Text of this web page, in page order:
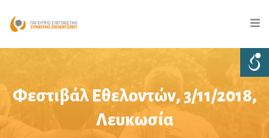
Φεστιβάλ Εθελοντών, 3/11/2018,
Λευκωσία